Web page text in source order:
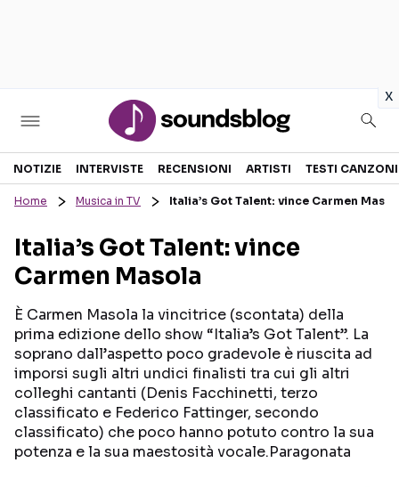
x
Sezioni
RECENSIONI MUSICALI
INTERVISTE
GOSSIP E CURIOSITÀ
TESTI CANZONI
TALENT SHOW
Seguici sui social
NOTIZIE INTERVISTE RECENSIONI ARTISTI TESTI CANZONI
Home Musica in TV Italia’s Got Talent: vince Carmen
Italia’s Got Talent: vince
Carmen Masola
È Carmen Masola la vincitrice (scontata) della
prima edizione dello show “Italia’s Got Talent”. La
soprano dall’aspetto poco gradevole è riuscita ad
imporsi sugli altri undici finalisti tra cui gli altri
colleghi cantanti (Denis Facchinetti, terzo
classificato e Federico Fattinger, secondo
classificato) che poco hanno potuto contro la sua
potenza e la sua maestosità vocale.Paragonata